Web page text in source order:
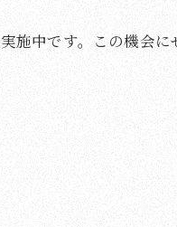
施中です。この機会に